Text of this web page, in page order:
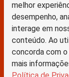
melhor
desempenho,
interage em
conteúdo. Ao
concorda com
mais
Márcio Vinícius De
Saul Victor De
A Biblioteca Digital da
Atribuição Sem